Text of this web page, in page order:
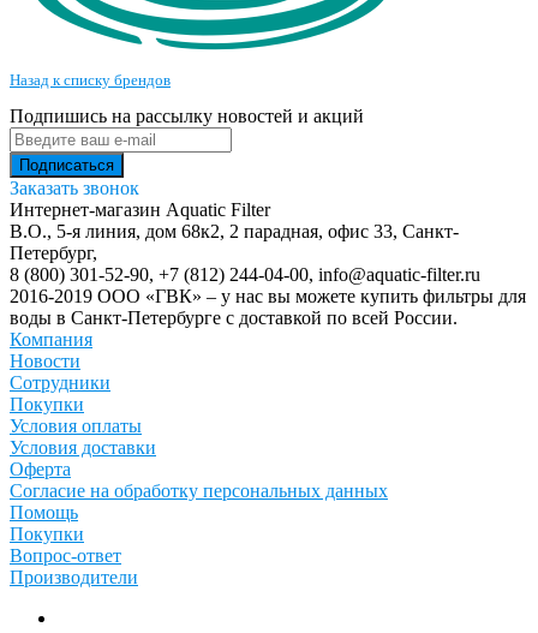
Назад к списку брендов
Подпишись на рассылку новостей и акций
Заказать звонок
Интернет-магазин Aquatic Filter
В.О., 5-я линия, дом 68к2, 2 парадная, офис 33, Санкт-
Петербург,
8 (800) 301-52-90, +7 (812) 244-04-00, info@aquatic-filter.ru
2016-2019 ООО «ГВК» – у нас вы можете купить фильтры для
воды в Санкт-Петербурге с доставкой по всей России.
Компания
Новости
Сотрудники
Покупки
Условия оплаты
Условия доставки
Оферта
Согласие на обработку персональных данных
Помощь
Покупки
Вопрос-ответ
Производители